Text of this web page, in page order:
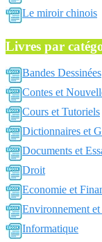
Le miroir chinois
Livres par
Bandes Dessinées
Contes et
Cours et Tutoriels
Dictionnaires et
Documents et
Droit
Economie et
Environnement
Informatique